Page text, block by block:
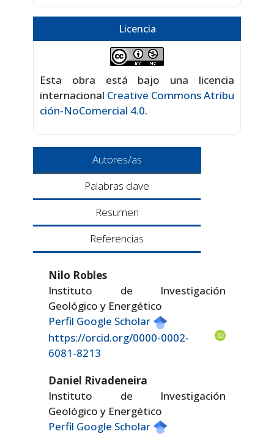
Licencia
Esta obra está bajo una licencia
internacional Creative Commons Atribu
ción-NoComercial 4.0.
Autores/as
Palabras clave
Resumen
Referencias
Nilo Robles
Instituto de Investigación
Geológico y Energético
Perfil Google Scholar
https://orcid.org/0000-0002-
6081-8213
Daniel Rivadeneira
Instituto de Investigación
Geológico y Energético
Perfil Google Scholar